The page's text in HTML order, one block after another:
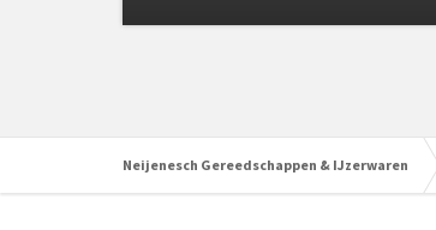
Neijenesch Gereedschappen & IJzerwaren